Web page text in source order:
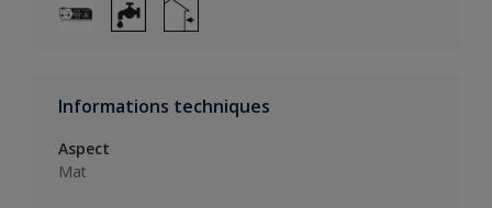
Informations techniques
Aspect
Mat